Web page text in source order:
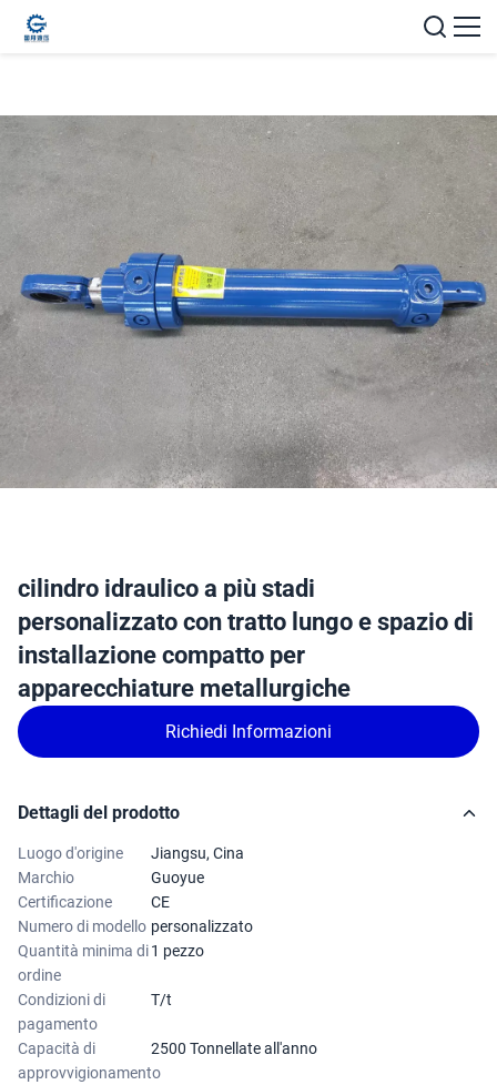
cilindro idraulico a più stadi
personalizzato con tratto lungo e spazio di
installazione compatto per
apparecchiature metallurgiche
Richiedi Informazioni
Dettagli del prodotto
Luogo d'origine
Jiangsu, Cina
Marchio
Guoyue
Certificazione
CE
Numero di modello personalizzato
Quantità minima di
ordine
1 pezzo
Condizioni di
pagamento
T/t
Capacità di
approvvigionamento
2500 Tonnellate all'anno